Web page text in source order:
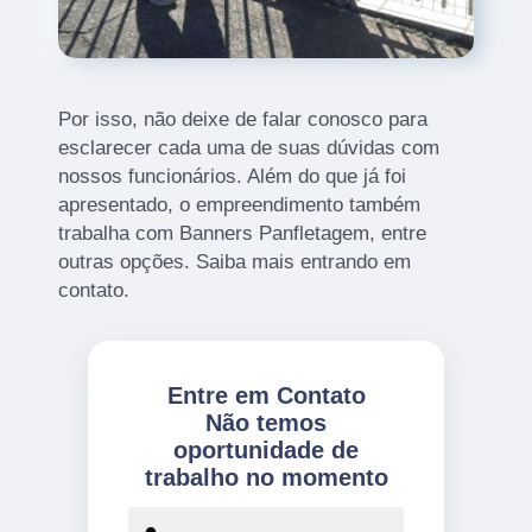
Por isso, não deixe de falar conosco para
esclarecer cada uma de suas dúvidas com
nossos funcionários. Além do que já foi
apresentado, o empreendimento também
trabalha com Banners Panfletagem, entre
outras opções. Saiba mais entrando em
contato.
Entre em Contato
Não temos
oportunidade de
trabalho no momento